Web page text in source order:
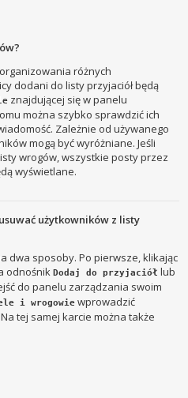
różnych
dodani do listy przyjaciół będą
znajdującej się w panelu
można szybko sprawdzić ich
Zależnie od używanego
mogą być wyróżniane. Jeśli
wrogów, wszystkie posty przez
wyświetlane.
użytkowników z listy
dwa sposoby. Po pierwsze, klikając
odnośnikDodaj do przyjaciół lub
do panelu zarządzania swoim
i wrogowie wprowadzić
tej samej karcie można także